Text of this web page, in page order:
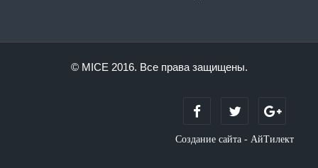
© MICE 2016. Все права защищены.
Создание сайта - АйТилект